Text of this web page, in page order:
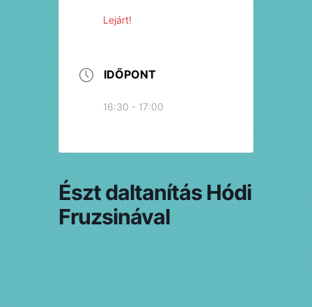
Lejárt!
IDŐPONT
16:30 - 17:00
Észt daltanítás Hódi
Fruzsinával